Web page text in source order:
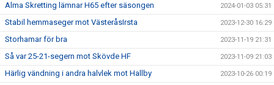
Alma Skretting lämnar H65 efter säsongen 2024-01-03 05:31
Stabil hemmaseger mot VästeråsIrsta 2023-12-30 16:29
Storhamar för bra 2023-11-19 21:31
Så var 25-21-segern mot Skövde HF 2023-11-09 21:03
Härlig vändning i andra halvlek mot Hallby 2023-10-26 00:19